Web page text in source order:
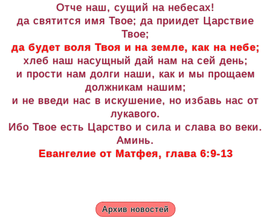
Отче наш, сущий на небесах!
да святится имя Твое; да приидет Царствие
Твое;
да будет воля Твоя и на земле, как на небе;
хлеб наш насущный дай нам на сей день;
и прости нам долги наши, как и мы прощаем
должникам нашим;
и не введи нас в искушение, но избавь нас от
лукавого.
Ибо Твое есть Царство и сила и слава во веки.
Аминь.
Евангелие от Матфея, глава 6:9-13
Архив новостей